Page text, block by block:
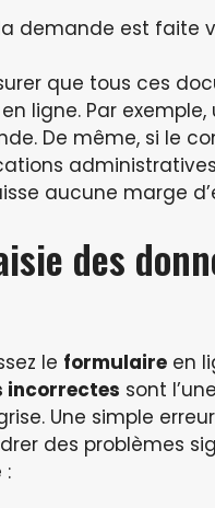
demande est faite
que tous ces
en ligne. Par
De même, si le
aucune marge
des
le formulaire en
incorrectes sont
Une simple
des problèmes
: